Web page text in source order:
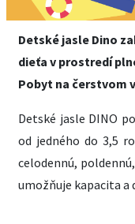
Detské jasle Dino
dieťa v prostredí
Pobyt na čerstvom
Detské jasle DINO
od jedného do 3,5
celodennú,
umožňuje kapacita